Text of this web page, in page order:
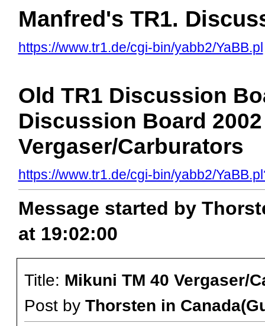
Manfred's TR1.
https://www.tr1.de/cgi-bin/yabb2/YaBB.pl
Old TR1 Discussion
Discussion Board
Vergaser/Carburators
https://www.tr1.de/cgi-bin/yabb2/
Message started by
at 19:02:00
Title: Mikuni TM 40 Vergaser/
Post by Thorsten in